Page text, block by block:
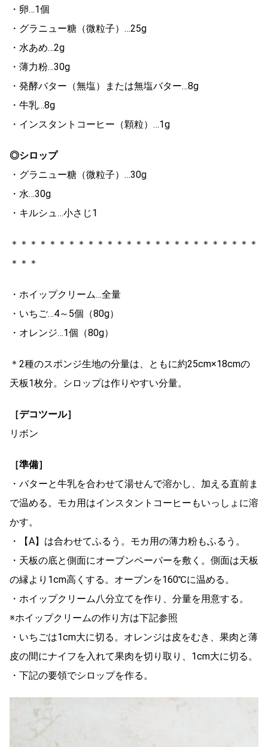
・卵…1個
・グラニュー糖（微粒子）…25g
・水あめ…2g
・薄力粉…30g
・発酵バター（無塩）または無塩バター…8g
・牛乳…8g
・インスタントコーヒー（顆粒）…1g
◎シロップ
・グラニュー糖（微粒子）…30g
・水…30g
・キルシュ…小さじ1
＊＊＊＊＊＊＊＊＊＊＊＊＊＊＊＊＊＊＊＊＊＊＊＊＊＊
＊＊＊
・ホイップクリーム…全量
・いちご…4～5個（80g）
・オレンジ…1個（80g）
＊2種のスポンジ生地の分量は、ともに約25cm×18cmの
天板1枚分。シロップは作りやすい分量。
［デコツール］
リボン
［準備］
・バターと牛乳を合わせて湯せんで溶かし、加える直前ま
で温める。モカ用はインスタントコーヒーもいっしょに溶
かす。
・【A】は合わせてふるう。モカ用の薄力粉もふるう。
・天板の底と側面にオーブンペーパーを敷く。側面は天板
の縁より1cm高くする。オーブンを160℃に温める。
・ホイップクリーム八分立てを作り、分量を用意する。
※ホイップクリームの作り方は下記参照
・いちごは1cm大に切る。オレンジは皮をむき、果肉と薄
皮の間にナイフを入れて果肉を切り取り、1cm大に切る。
・下記の要領でシロップを作る。